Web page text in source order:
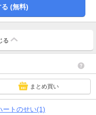
(無料)
る
まとめ買い
ートのせい(1)